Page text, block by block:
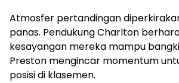
Atmosfer pertandingan
panas. Pendukung Charlton
kesayangan mereka mampu
Preston mengincar momentum
posisi di klasemen.